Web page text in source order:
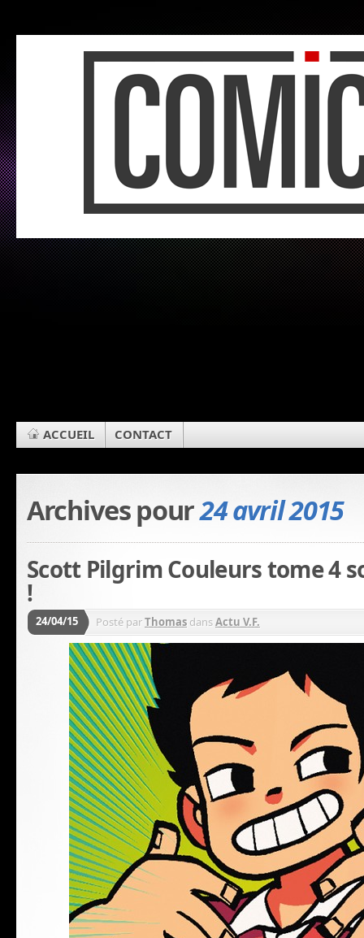
ACCUEIL CONTACT
Archives pour24 avril 2015
Scott Pilgrim Couleurs tome 4
!
24/04/15 Posté parThomas dansActu V.F.